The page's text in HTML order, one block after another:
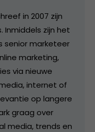
in 2007 zijn
Inmiddels zijn het
senior marketeer
marketing,
via nieuwe
internet of
op langere
graag over
media, trends en